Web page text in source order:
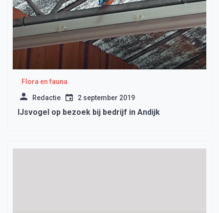
Flora en fauna
Redactie 2 september 2019
IJsvogel op bezoek bij bedrijf in Andijk